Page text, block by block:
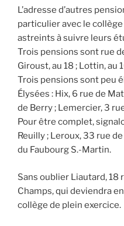
L’adresse d’autres
particulier avec le
astreints à suivre leurs
Trois pensions sont rue
Giroust, au 18 ; Lottin, au
Trois pensions sont peu
Élysées : Hix, 6 rue de
de Berry ; Lemercier, 3
Pour être complet,
Reuilly ; Leroux, 33 rue
du Faubourg S.-Martin.
Sans oublier Liautard,
Champs, qui deviendra
collège de plein exercice.